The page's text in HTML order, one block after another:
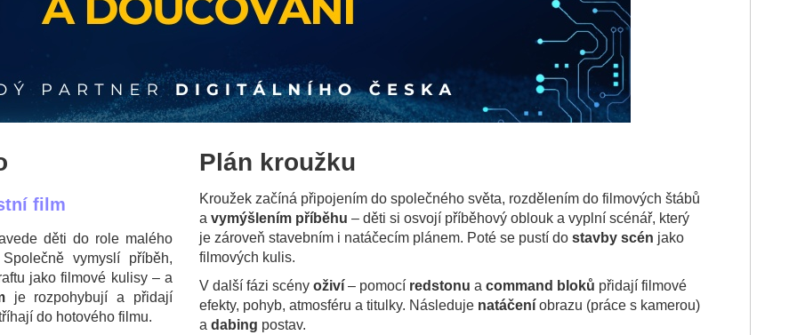
film
děti do role malého
vymyslí příběh,
jako filmové kulisy – a
je rozpohybují a přidají
do hotového filmu.
Plán kroužku
Kroužek začíná připojením do společného světa, rozdělením do filmových štábů
a vymýšlením příběhu – děti si osvojí příběhový oblouk a vyplní scénář, který
je zároveň stavebním i natáčecím plánem. Poté se pustí do stavby scén jako
filmových kulis.
V další fázi scény oživí – pomocí redstonu a command bloků přidají filmové
efekty, pohyb, atmosféru a titulky. Následuje natáčení obrazu (práce s kamerou)
a dabing postav.